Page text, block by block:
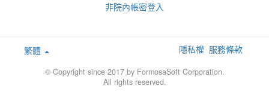
非院內帳密登入
繁體 隱私權 服務條款
© Copyright since 2017 by FormosaSoft Corporation.
All rights reserved.